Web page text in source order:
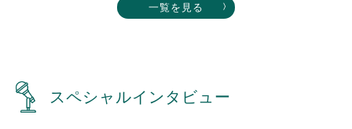
一覧を見る
スペシャルインタビュー